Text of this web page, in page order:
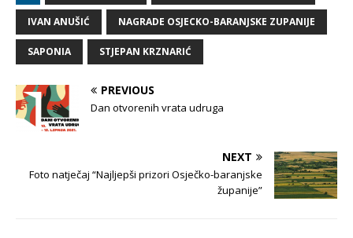
IVAN ANUŠIĆ NAGRADE OSJECKO-BARANJSKE ZUPANIJE
SAPONIA STJEPAN KRZNARIĆ
PREVIOUS
Dan otvorenih vrata udruga
NEXT
Foto natječaj “Najljepši prizori Osječko-baranjske
županije”